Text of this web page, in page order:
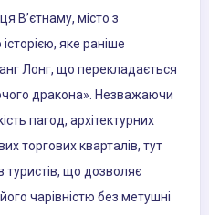
В’єтнаму, місто з
яке раніше
Лонг, що перекладається
дракона». Незважаючи
пагод, архітектурних
торгових кварталів, тут
туристів, що дозволяє
чарівністю без метушні